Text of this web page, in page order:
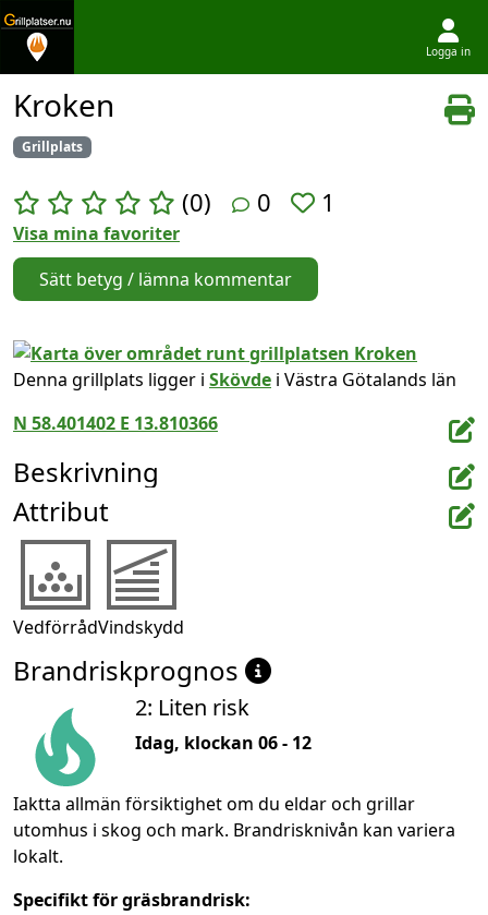
Logga in
Kroken
Grillplats
(0) 0 1
Visa mina favoriter
Sätt betyg / lämna kommentar
Denna grillplats ligger i Skövde i Västra Götalands län
N 58.401402 E 13.810366
Beskrivning
Attribut
VedförrådVindskydd
Brandriskprognos
2: Liten risk
Idag, klockan 06 - 12
Iaktta allmän försiktighet om du eldar och grillar
utomhus i skog och mark. Brandrisknivån kan variera
lokalt.
Specifikt för gräsbrandrisk: